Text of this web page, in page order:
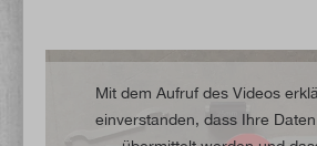
Mit dem Aufruf des Videos
einverstanden, dass Ihre Daten